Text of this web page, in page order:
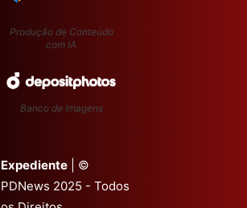
Produção de Conteúdo
com IA
Banco de Imagens
Expediente | ©
PDNews 2025 - Todos